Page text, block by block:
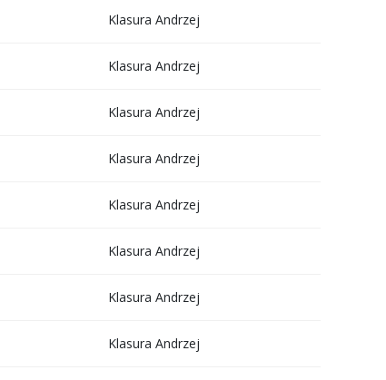
Klasura Andrzej
Klasura Andrzej
Klasura Andrzej
Klasura Andrzej
Klasura Andrzej
Klasura Andrzej
Klasura Andrzej
Klasura Andrzej